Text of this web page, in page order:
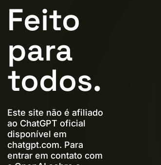
Feito
para
todos.
Este site não é afiliado
ao ChatGPT oficial
disponível em
chatgpt.com. Para
entrar em contato com